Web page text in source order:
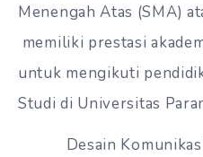
Menengah Atas (SMA)
memiliki prestasi
untuk mengikuti
Studi di Universitas
Desain